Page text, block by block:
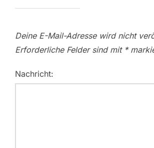
Deine E-Mail-Adresse wird nicht
Erforderliche Felder sind mit *
Nachricht: